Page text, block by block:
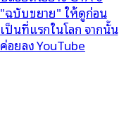
"ฉบับขยาย" ให้ดูก่อน
เป็นที่แรกในโลก จากนั้น
ค่อยลง YouTube